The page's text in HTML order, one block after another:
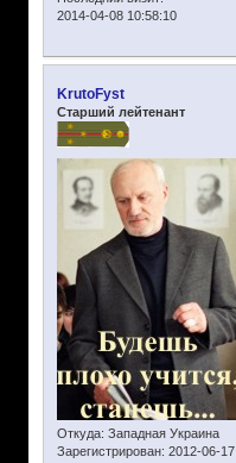
2014-04-08 10:58:10
KrutoFyst
Старший лейтенант
Откуда: Западная Украина
Зарегистрирован: 2012-06-17